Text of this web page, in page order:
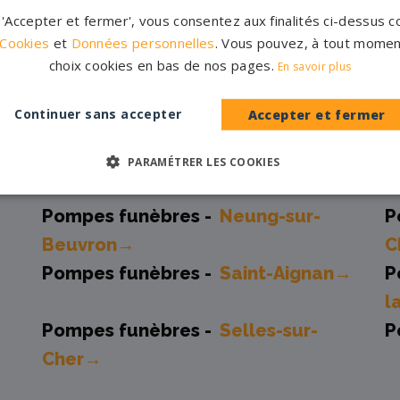
et marbriers
Contres→
Pompes funèbres - Mer→
Pompes funèbres - Neung-sur-
Beuvron→
Pompes funèbres - Saint-Aignan→
Pompes funèbres - Selles-sur-
Cher→
'Accepter et fermer', vous consentez aux finalités ci-dessus
et Données personnelles. Vous pouvez, à tout
choix cookies en bas de nos pages. En savoir plus
Accepter et fermer
Continuer sans accepter
PARAMÉTRER LES COOKIES